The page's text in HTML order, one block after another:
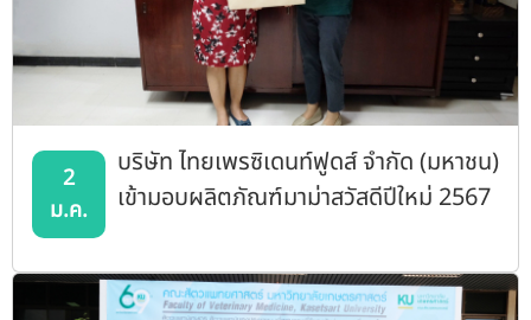
2
ม.ค.
บริษัท ไทยเพรซิเดนท์ฟูดส์ จำกัด (มหาชน)
เข้ามอบผลิตภัณฑ์มาม่าสวัสดีปีใหม่ 2567